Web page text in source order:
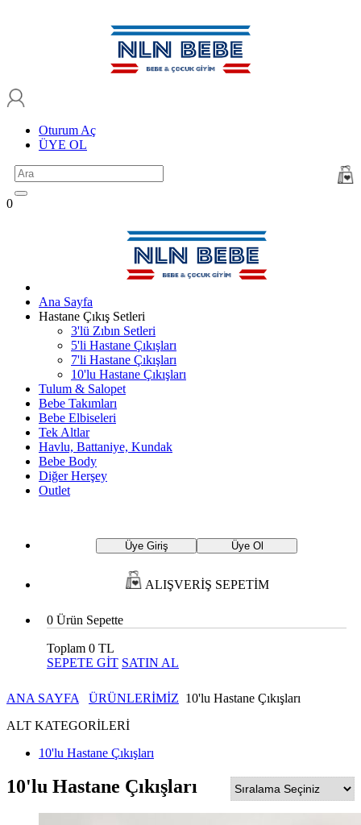
Oturum Aç
ÜYE OL
0
Ana Sayfa
Hastane Çıkış Setleri
3'lü Zıbın Setleri
5'li Hastane Çıkışları
7'li Hastane Çıkışları
10'lu Hastane Çıkışları
Tulum & Salopet
Bebe Takımları
Bebe Elbiseleri
Tek Altlar
Havlu, Battaniye, Kundak
Bebe Body
Diğer Herşey
Outlet
Üye Giriş Üye Ol
ALIŞVERİŞ SEPETİM
0 Ürün Sepette
Toplam 0 TL
SEPETE GİT SATIN AL
ANA SAYFA ÜRÜNLERİMİZ 10'lu Hastane Çıkışları
ALT KATEGORİLERİ
10'lu Hastane Çıkışları
10'lu Hastane Çıkışları